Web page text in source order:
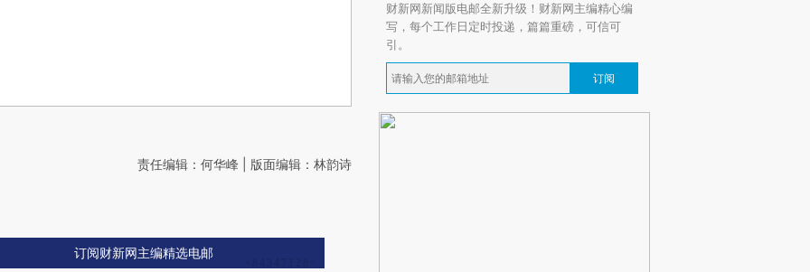
责任编辑：何华峰 | 版面编辑：林韵诗
订阅财新网主编精选电邮
财新网新闻版电邮全新升级！财新网主编精心编
写，每个工作日定时投递，篇篇重磅，可信可
引。
订阅